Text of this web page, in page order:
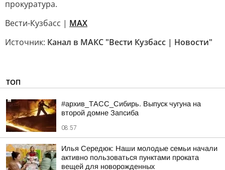
прокуратура.
Вести-Кузбасс | MAX
Источник: Канал в МАКС "Вести Кузбасс | Новости"
ТОП
#архив_ТАСС_Сибирь. Выпуск чугуна на
второй домне Запсиба
08:57
Илья Середюк: Наши молодые семьи начали
активно пользоваться пунктами проката
вещей для новорожденных